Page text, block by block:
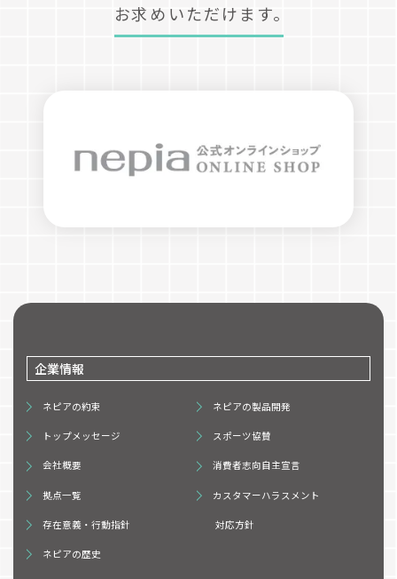
お求めいただけます。
企業情報
ネピアの約束
トップメッセージ
会社概要
拠点一覧
存在意義・行動指針
ネピアの歴史
ネピアの製品開発
スポーツ協賛
消費者志向自主宣言
カスタマーハラスメント
対応方針